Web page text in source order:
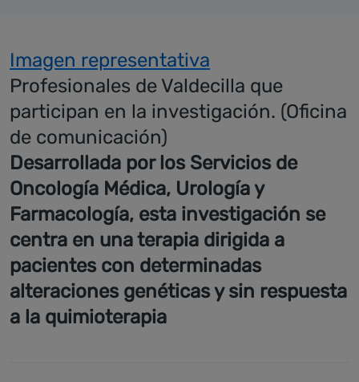
Imagen representativa
Profesionales de Valdecilla que
participan en la investigación. (Oficina
de comunicación)
Desarrollada por los Servicios de
Oncología Médica, Urología y
Farmacología, esta investigación se
centra en una terapia dirigida a
pacientes con determinadas
alteraciones genéticas y sin respuesta
a la quimioterapia